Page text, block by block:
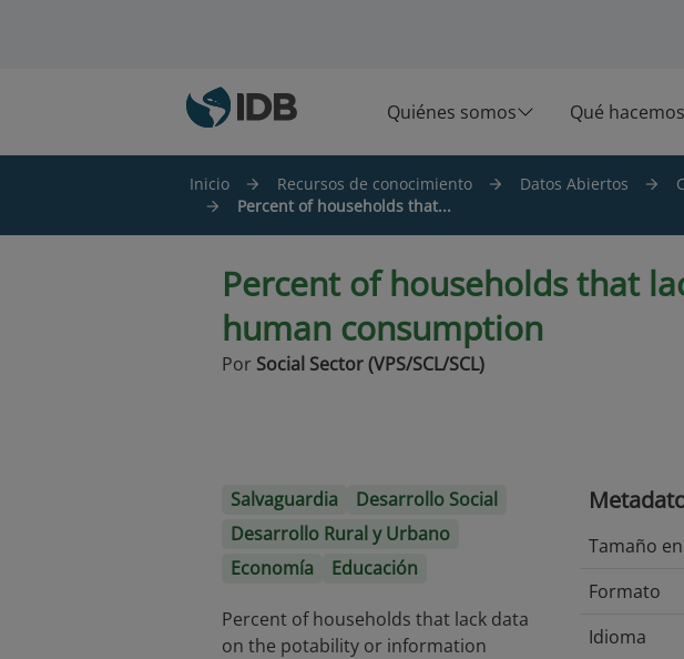
Quiénes somos Qué hacemos
Inicio Recursos de conocimiento Datos Abiertos
Percent of households that...
Percent of households that
human consumption
Por Social Sector (VPS/SCL/SCL)
Salvaguardia
Desarrollo Social
Desarrollo Rural y Urbano
Economía
Educación
Percent of households that lack data
on the potability or information
Tamaño
Formato
Idioma